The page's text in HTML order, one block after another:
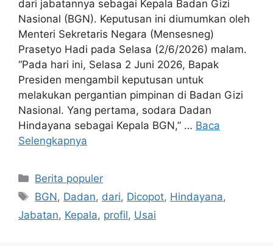
dari jabatannya sebagai Kepala Badan Gizi
Nasional (BGN). Keputusan ini diumumkan oleh
Menteri Sekretaris Negara (Mensesneg)
Prasetyo Hadi pada Selasa (2/6/2026) malam.
“Pada hari ini, Selasa 2 Juni 2026, Bapak
Presiden mengambil keputusan untuk
melakukan pergantian pimpinan di Badan Gizi
Nasional. Yang pertama, sodara Dadan
Hindayana sebagai Kepala BGN,” … Baca
Selengkapnya
Kategori
Berita populer
Tag
BGN, Dadan, dari, Dicopot, Hindayana,
Jabatan, Kepala, profil, Usai